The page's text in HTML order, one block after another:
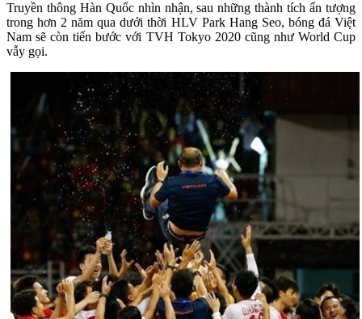
Truyền thông Hàn Quốc nhìn nhận, sau những thành tích ấn tượng
trong hơn 2 năm qua dưới thời HLV Park Hang Seo, bóng đá Việt
Nam sẽ còn tiến bước với TVH Tokyo 2020 cũng như World Cup
vẫy gọi.